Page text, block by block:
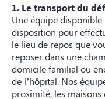
1. Le transport du
Une équipe
disposition pour
le lieu de repos que
reposer dans une
domicile familial ou
de l’hôpital. Nos
proximité, les